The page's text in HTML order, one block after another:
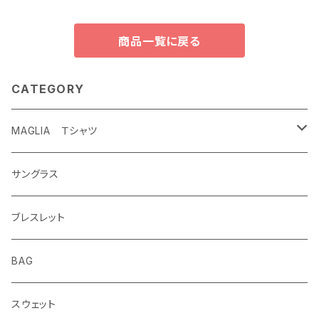
商品一覧に戻る
CATEGORY
MAGLIA Ｔシャツ
ETERNAL
サングラス
ブレスレット
BAG
スウェット